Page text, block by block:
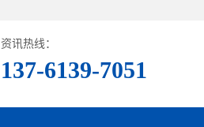
资讯热线：
137-6139-7051